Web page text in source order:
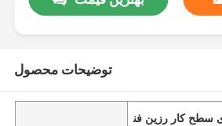
توضیحات محصول
سطح کار رزین فن